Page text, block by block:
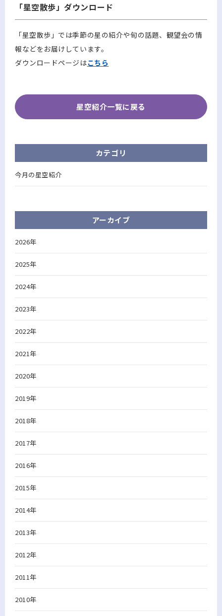
「星空散歩」ダウンロード
「星空散歩」では季節の星の紹介や旬の話題、観望会の情
報などをお届けしています。
ダウンロードページはこちら
星空紹介一覧に戻る
カテゴリ
今月の星空紹介
アーカイブ
2026年
2025年
2024年
2023年
2022年
2021年
2020年
2019年
2018年
2017年
2016年
2015年
2014年
2013年
2012年
2011年
2010年